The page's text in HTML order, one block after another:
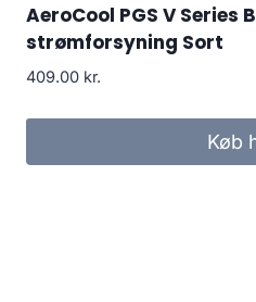
AeroCool PGS V Series
strømforsyning Sort
409.00 kr.
Køb